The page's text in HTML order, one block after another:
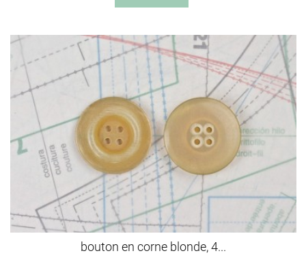
bouton en corne blonde, 4...